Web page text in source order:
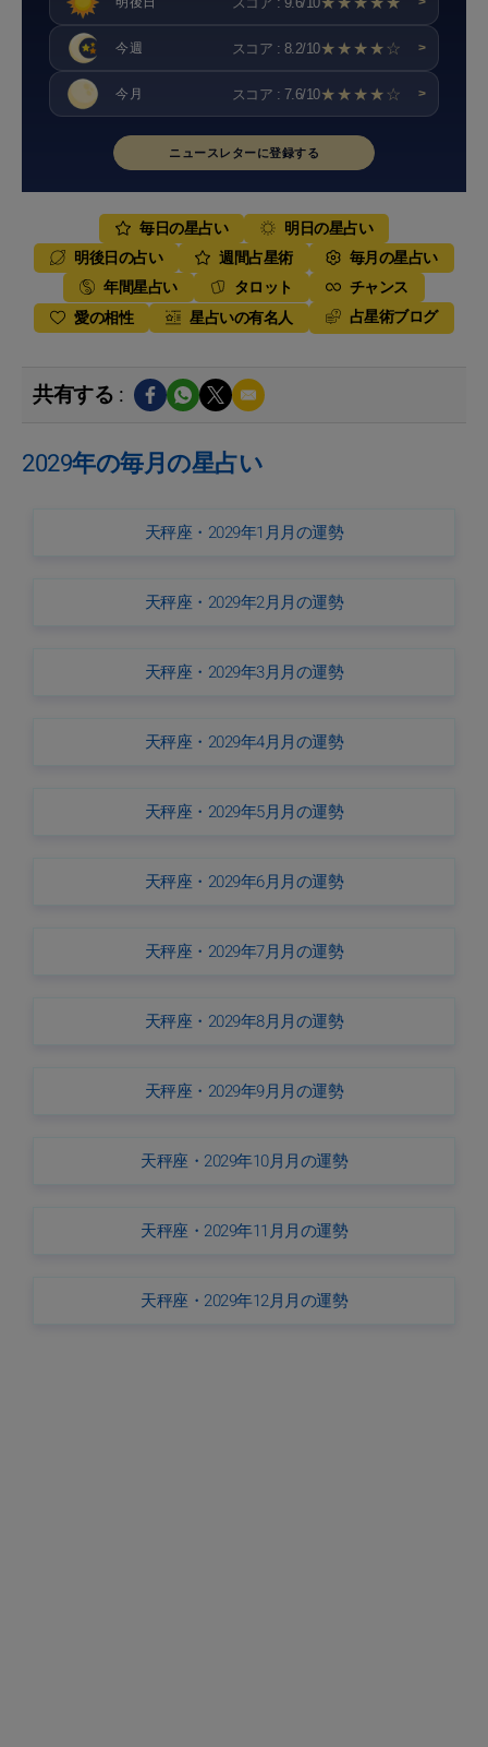
今週 スコア : 8.2/10★★★★☆ >
今月 スコア : 7.6/10★★★★☆ >
ニュースレターに登録する
毎日の星占い
明日の星占い
明後日の占い
週間占星術
毎月の星占い
年間星占い
タロット
チャンス
愛の相性
星占いの有名人 占星術ブログ
共有する :
2029年の毎月の星占い
天秤座・2029年1月月の運勢
天秤座・2029年2月月の運勢
天秤座・2029年3月月の運勢
天秤座・2029年4月月の運勢
天秤座・2029年5月月の運勢
天秤座・2029年6月月の運勢
天秤座・2029年7月月の運勢
天秤座・2029年8月月の運勢
天秤座・2029年9月月の運勢
天秤座・2029年10月月の運勢
天秤座・2029年11月月の運勢
天秤座・2029年12月月の運勢